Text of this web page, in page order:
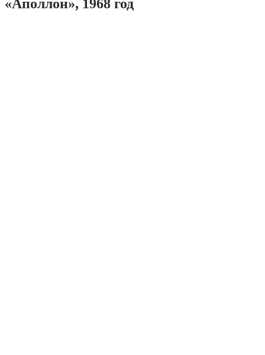
«Аполлон», 1968 год